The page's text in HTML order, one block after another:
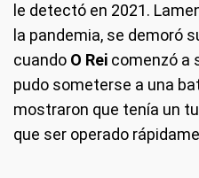
le detectó en 2021.
la pandemia, se demoró
cuando O Rei comenzó a
pudo someterse a una
mostraron que tenía un
que ser operado